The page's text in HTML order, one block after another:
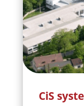
CiS